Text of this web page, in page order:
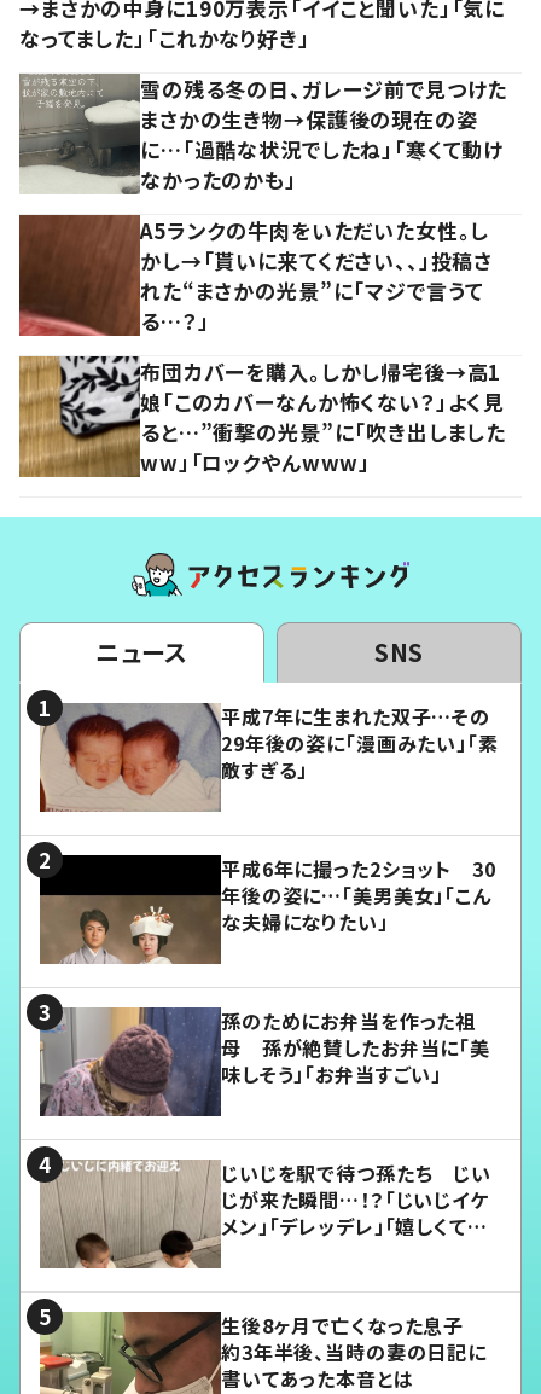
→まさかの中身に190万表示「イイこと聞いた」「気に
なってました」「これかなり好き」
雪の残る冬の日、ガレージ前で見つけた
まさかの生き物→保護後の現在の姿
に…「過酷な状況でしたね」「寒くて動け
なかったのかも」
A5ランクの牛肉をいただいた女性。し
かし→「貰いに来てください、、」投稿さ
れた“まさかの光景”に「マジで言うて
る…？」
布団カバーを購入。しかし帰宅後→高1
娘「このカバーなんか怖くない？」よく見
ると…”衝撃の光景”に「吹き出しました
ww」「ロックやんwww」
ニュース SNS
平成7年に生まれた双子…その
29年後の姿に「漫画みたい」「素
敵すぎる」
平成6年に撮った2ショット 30
年後の姿に…「美男美女」「こん
な夫婦になりたい」
孫のためにお弁当を作った祖
母 孫が絶賛したお弁当に「美
味しそう」「お弁当すごい」
じいじを駅で待つ孫たち じい
じが来た瞬間…！？「じいじイケ
メン」「デレッデレ」「嬉しくて可
生後8ヶ月で亡くなった息子
約3年半後、当時の妻の日記に
書いてあった本音とは